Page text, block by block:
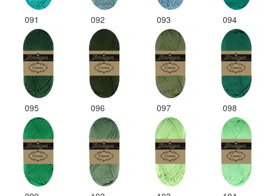
091 092 093 094
095 096 097 098